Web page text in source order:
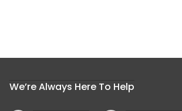
We’re Always Here To Help